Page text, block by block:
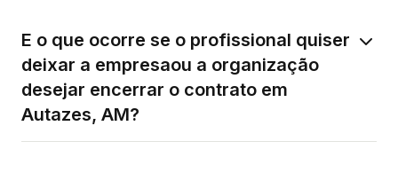
E o que ocorre se o profissional quiser
deixar a empresaou a organização
desejar encerrar o contrato em
Autazes, AM?